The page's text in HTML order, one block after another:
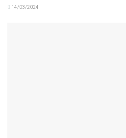
14/03/2024